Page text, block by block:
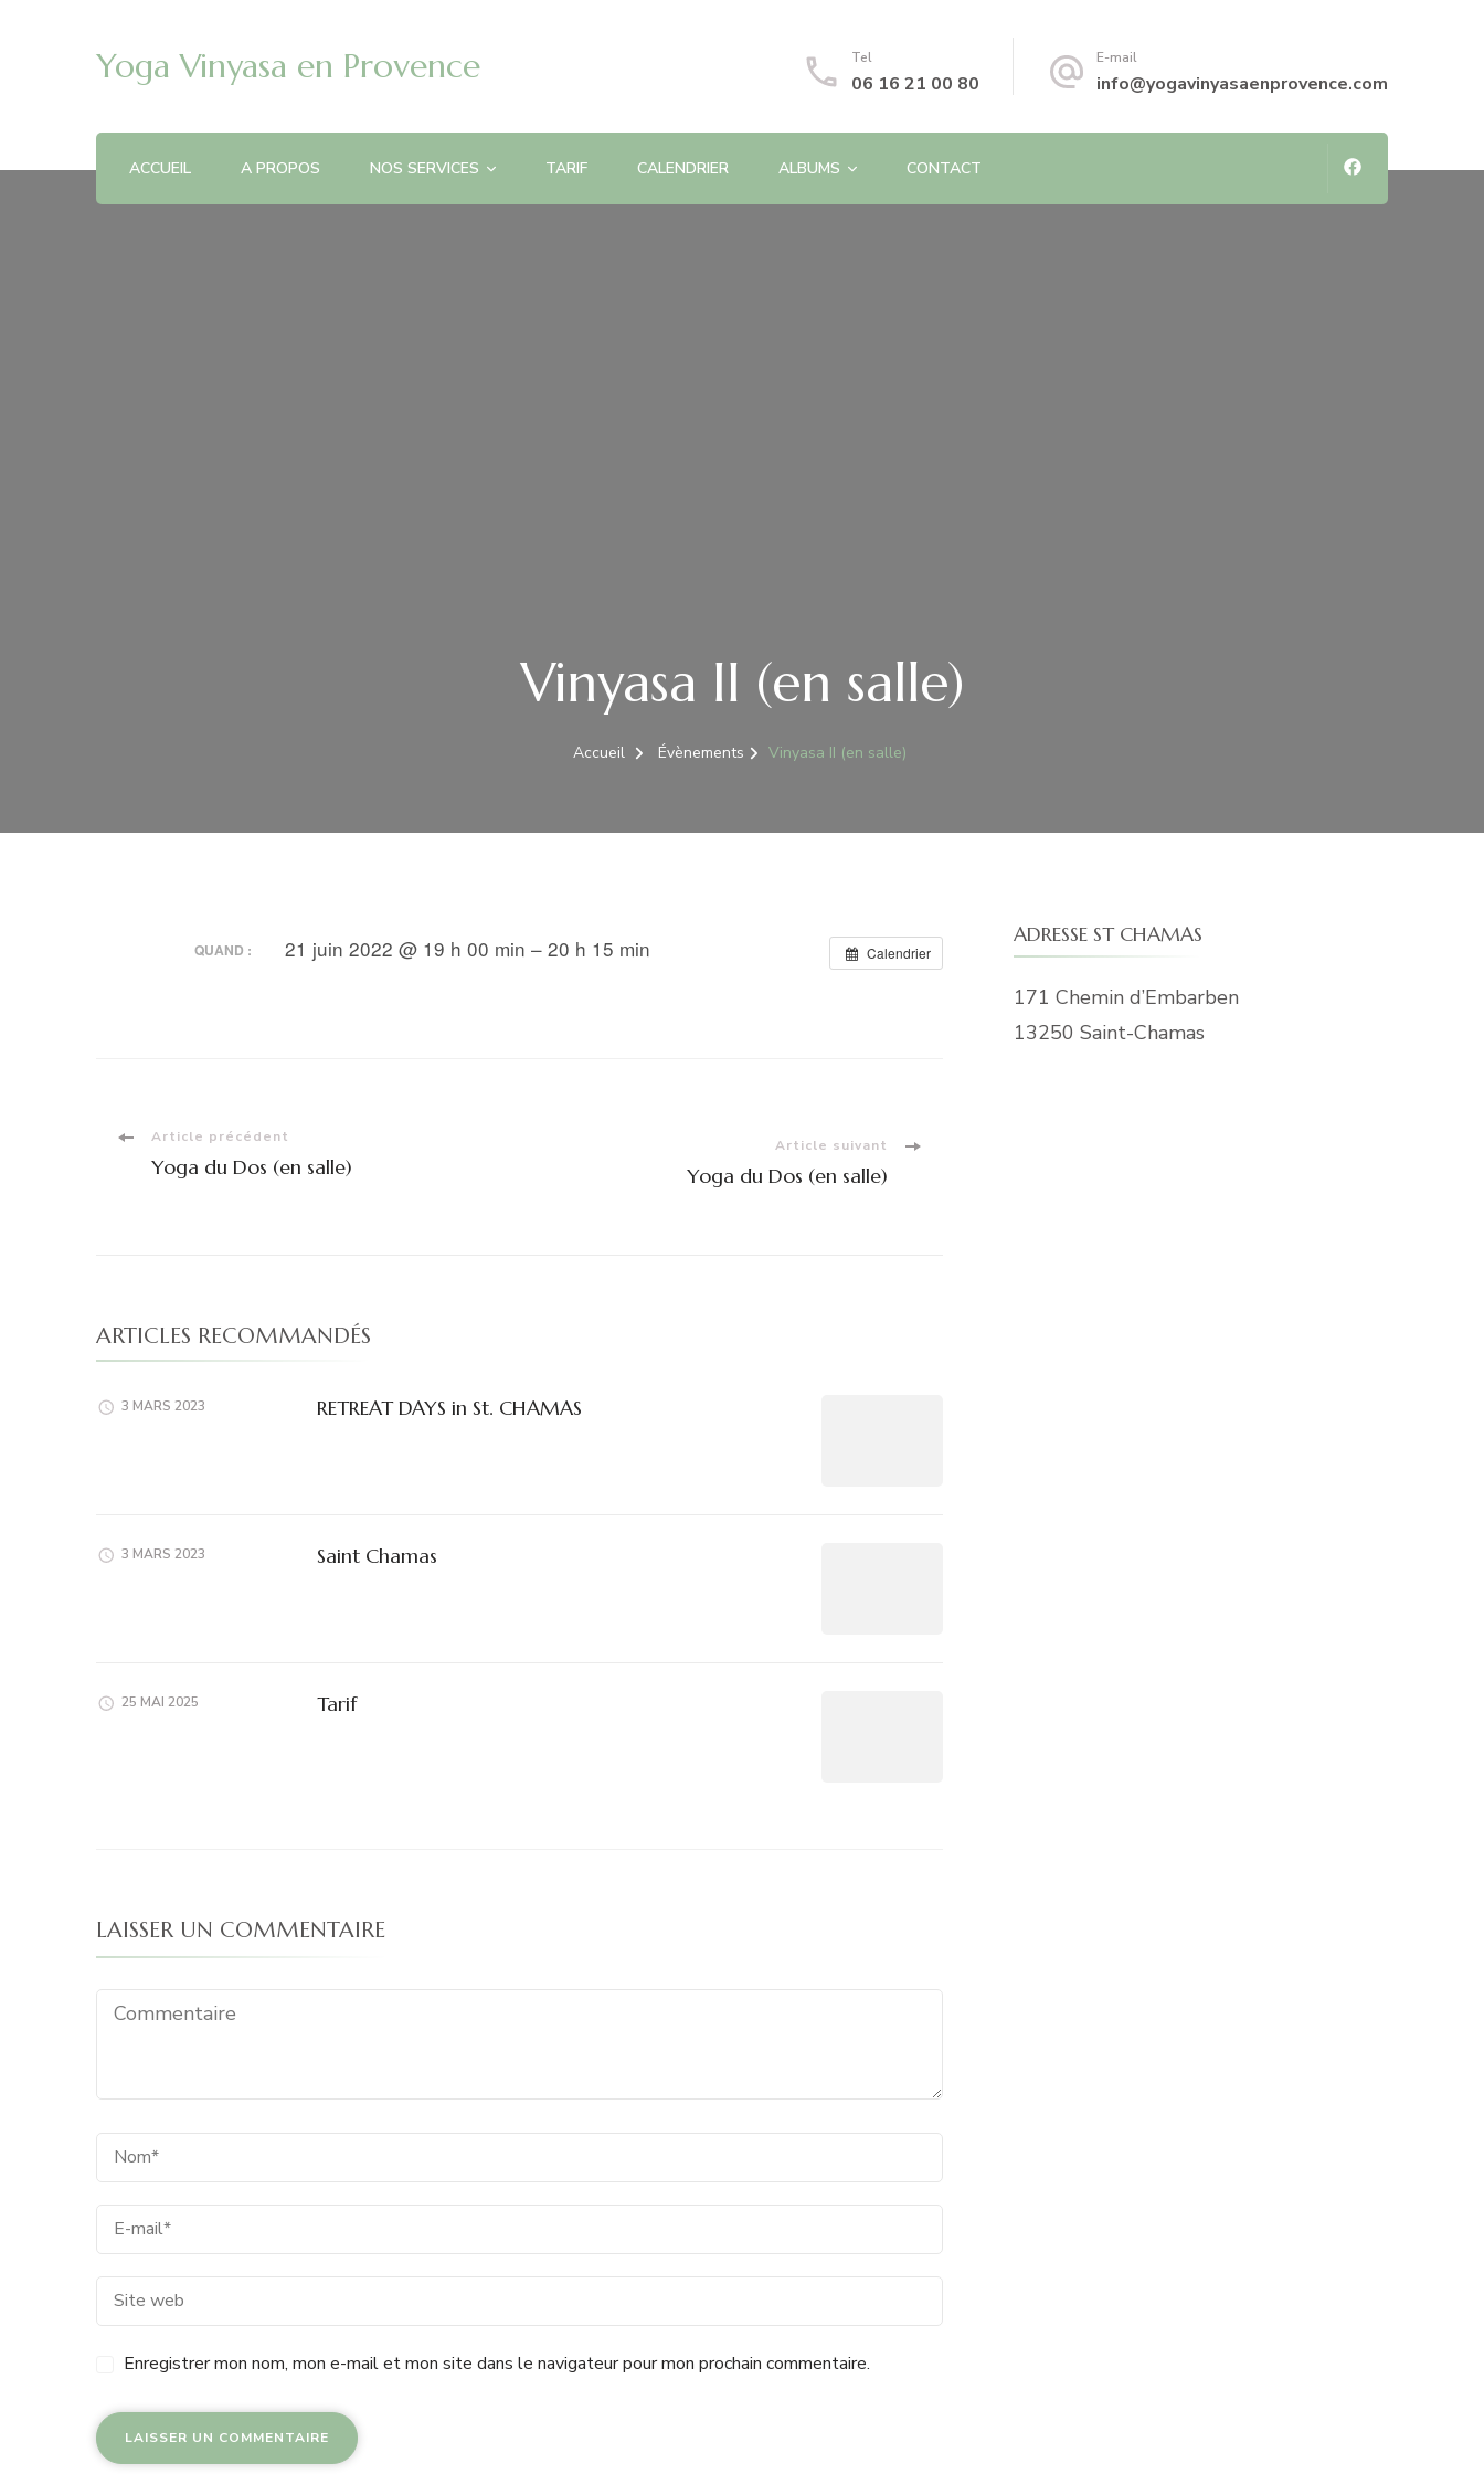
Yoga Vinyasa en Provence Tel
06 16 21 00 80
E-mail
info@yogavinyasaenprovence.com
ACCUEIL A PROPOS NOS SERVICES TARIF CALENDRIER ALBUMS CONTACT
Vinyasa II (en salle)
Accueil Évènements Vinyasa II (en salle)
Calendrier
QUAND : 21 juin 2022 @ 19 h 00 min – 20 h 15 min
Navigation
Article précédent
Yoga du Dos (en salle)
Article suivant
Yoga du Dos (en salle)
ARTICLES RECOMMANDÉS
3 MARS 2023 RETREAT DAYS in St. CHAMAS
3 MARS 2023 Saint Chamas
25 MAI 2025 Tarif
LAISSER UN COMMENTAIRE
Enregistrer mon nom, mon e-mail et mon site dans le navigateur pour mon prochain commentaire.
ADRESSE ST CHAMAS
171 Chemin d’Embarben
13250 Saint-Chamas